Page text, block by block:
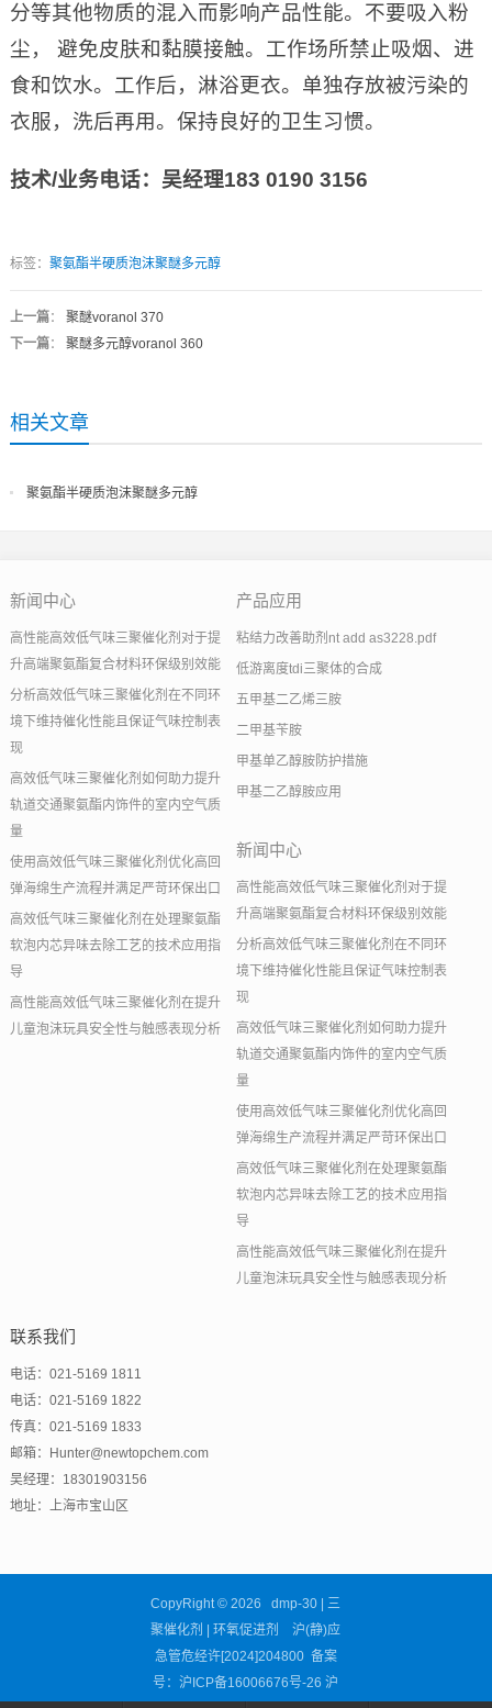
分等其他物质的混入而影响产品性能。不要吸入粉
尘， 避免皮肤和黏膜接触。工作场所禁止吸烟、进
食和饮水。工作后，淋浴更衣。单独存放被污染的
衣服，洗后再用。保持良好的卫生习惯。
技术/业务电话：吴经理183 0190 3156
标签： 聚氨酯半硬质泡沫聚醚多元醇
上一篇： 聚醚voranol 370
下一篇： 聚醚多元醇voranol 360
相关文章
聚氨酯半硬质泡沫聚醚多元醇
新闻中心
高性能高效低气味三聚催化剂对于提
升高端聚氨酯复合材料环保级别效能
分析高效低气味三聚催化剂在不同环
境下维持催化性能且保证气味控制表
现
高效低气味三聚催化剂如何助力提升
轨道交通聚氨酯内饰件的室内空气质
量
使用高效低气味三聚催化剂优化高回
弹海绵生产流程并满足严苛环保出口
高效低气味三聚催化剂在处理聚氨酯
软泡内芯异味去除工艺的技术应用指
导
高性能高效低气味三聚催化剂在提升
儿童泡沫玩具安全性与触感表现分析
产品应用
粘结力改善助剂nt add as3228.pdf
低游离度tdi三聚体的合成
五甲基二乙烯三胺
二甲基苄胺
甲基单乙醇胺防护措施
甲基二乙醇胺应用
新闻中心
高性能高效低气味三聚催化剂对于提
升高端聚氨酯复合材料环保级别效能
分析高效低气味三聚催化剂在不同环
境下维持催化性能且保证气味控制表
现
高效低气味三聚催化剂如何助力提升
轨道交通聚氨酯内饰件的室内空气质
量
使用高效低气味三聚催化剂优化高回
弹海绵生产流程并满足严苛环保出口
高效低气味三聚催化剂在处理聚氨酯
软泡内芯异味去除工艺的技术应用指
导
高性能高效低气味三聚催化剂在提升
儿童泡沫玩具安全性与触感表现分析
联系我们
电话：021-5169 1811
电话：021-5169 1822
传真：021-5169 1833
邮箱：Hunter@newtopchem.com
吴经理：18301903156
地址：上海市宝山区
CopyRight © 2026 dmp-30 | 三
聚催化剂 | 环氧促进剂 沪(静)应
急管危经许[2024]204800 备案
号：沪ICP备16006676号-26 沪